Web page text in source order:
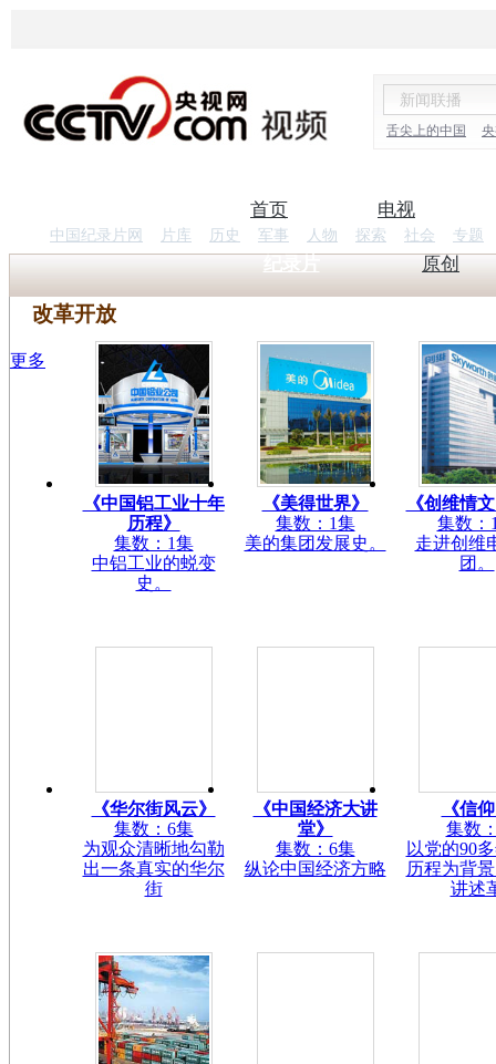
舌尖上的中国
首页 电视
纪录片
中国纪录片网 片库 历史 军事 人物 探索 社会 专题
原创
改革开放
更多
《中国铝工业十年
历程》
集数：1集
中铝工业的蜕变
史。
《美得世界》
集数：1集
美的集团发展史。
《创维情
集数：
走进创维
团。
《华尔街风云》
集数：6集
为观众清晰地勾勒
出一条真实的华尔
街
《中国经济大讲
堂》
集数：6集
纵论中国经济方略
《信
集数
以党的90
历程为背
讲述